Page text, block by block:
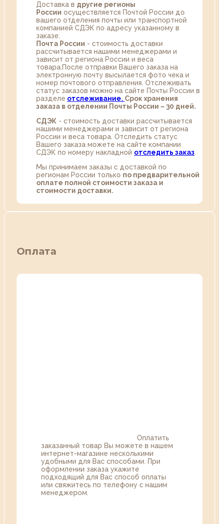
Доставка в другие регионы
России осуществляется Почтой России до
вашего отделения почты или транспортной
компанией СДЭК по адресу указанному в
заказе.
Почта России - стоимость доставки
рассчитывается нашими менеджерами и
зависит от региона России и веса
товара.После отправки Вашего заказа на
электронную почту высылается фото чека и
номер почтового отправления. Отслеживать
статус заказов можно на сайте Почты России в
разделе oтслеживание. Срок хранения
заказа в отделении Почты России – 30 дней.
СДЭК - стоимость доставки рассчитывается
нашими менеджерами и зависит от региона
России и веса товара. Отследить статус
Вашего заказа можете на сайте компании
СДЭК по номеру накладной отследить заказ
Мы принимаем заказы с доставкой по
регионам России только по предварительной
оплате полной стоимости заказа и
стоимости доставки.
Оплата
Оплатить
заказанный товар Вы можете в нашем
интернет-магазине несколькими
удобными для Вас способами. При
оформлении заказа укажите
подходящий для Вас способ оплаты
или свяжитесь по телефону с нашим
менеджером.